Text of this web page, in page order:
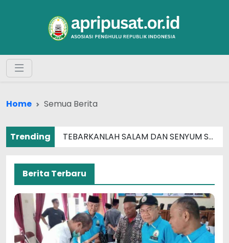
Home Semua Berita
Trending TEBARKANLAH SALAM DAN SENYUM SEBERAT APAPUN MASALAHMU
Berita Terbaru